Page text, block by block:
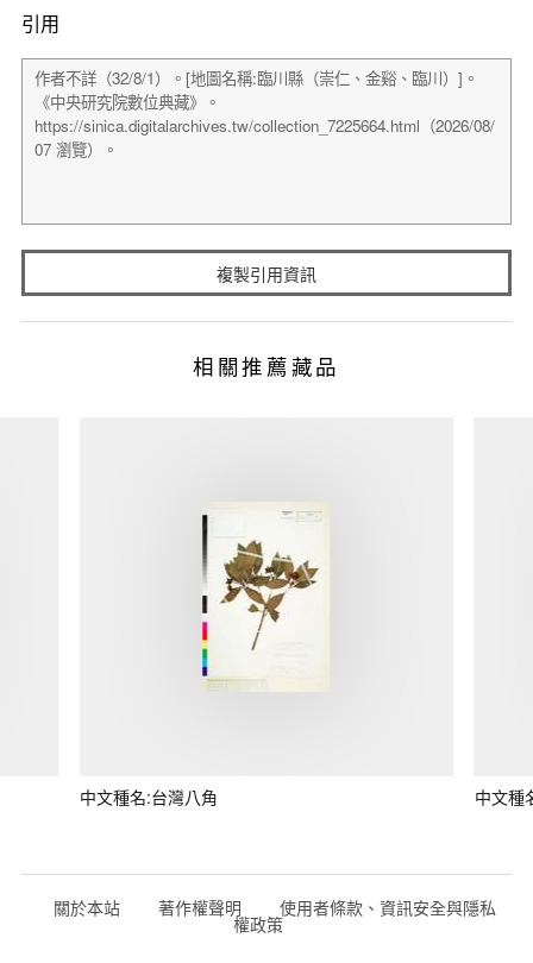
引用
複製引用資訊
相關推薦藏品
中文種名:台灣八角 中文種
關於本站 著作權聲明 使用者條款、資訊安全與隱私
權政策